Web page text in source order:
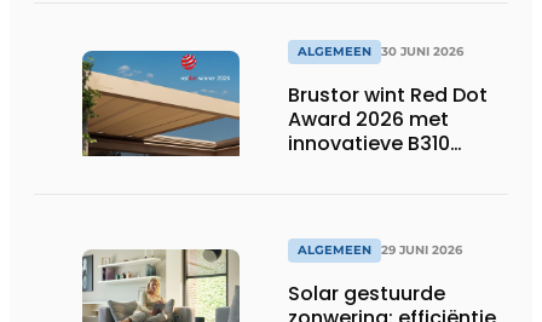
ALGEMEEN 30 JUNI 2026
Brustor wint Red Dot
Award 2026 met
innovatieve B310
ALGEMEEN 29 JUNI 2026
Solar gestuurde